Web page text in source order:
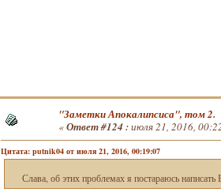
"Заметки Апокалипсиса", том 2.
«Ответ #124 :июля 21, 2016,
Цитата: putnik04 от июля 21, 2016, 00:19:07
Слава, об этих проблемах я постараюсь